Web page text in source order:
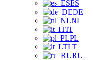
ES
DE
NL
IT
PL
LT
RU